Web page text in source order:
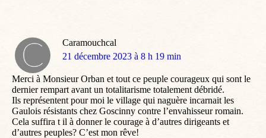
Caramouchcal
dit
21 décembre 2023 à 8 h 19 min
Merci à Monsieur Orban et tout ce peuple courageux qui sont le
dernier rempart avant un totalitarisme totalement débridé.
Ils représentent pour moi le village qui naguère incarnait les
Gaulois résistants chez Goscinny contre l’envahisseur romain.
Cela suffira t il à donner le courage à d’autres dirigeants et
d’autres peuples? C’est mon rêve!